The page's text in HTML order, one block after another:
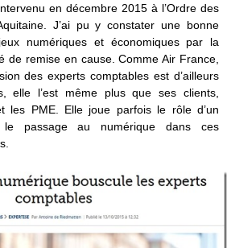
en décembre 2015 à l’Ordre des
J’ai pu y constater une bonne
numériques et économiques par la
de remise en cause. Comme Air France,
des experts comptables est d’ailleurs
elle l’est même plus que ses clients,
les PME. Elle joue parfois le rôle d’un
passage au numérique dans ces